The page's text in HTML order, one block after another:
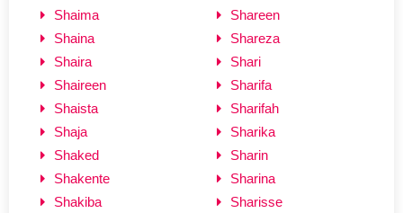
Shaima
Shaina
Shaira
Shaireen
Shaista
Shaja
Shaked
Shakente
Shakiba
Shareen
Shareza
Shari
Sharifa
Sharifah
Sharika
Sharin
Sharina
Sharisse